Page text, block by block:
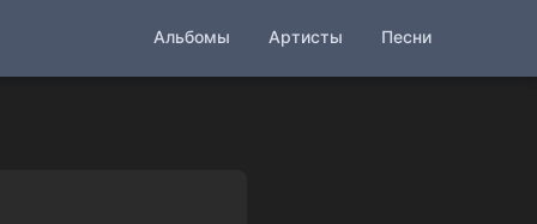
Альбомы Артисты Песни